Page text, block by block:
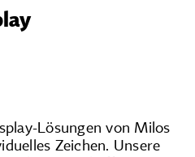
Lösungen von Milos
Zeichen. Unsere